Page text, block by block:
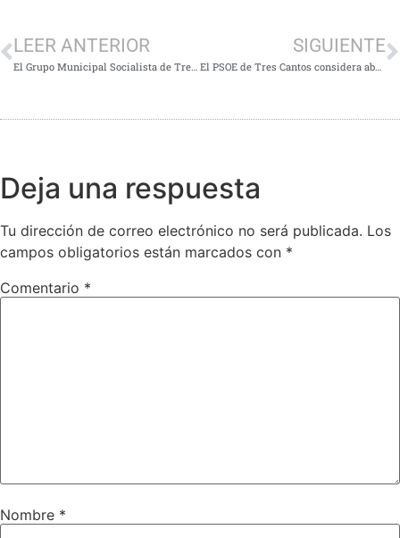
LEER ANTERIOR SIGUIENTE
El PSOE de Tres Cantos considera absolutamente insuficientes las ayudas a los afectados por el incendio del año pasado
Deja una respuesta
Tu dirección de correo electrónico no será publicada. Los
campos obligatorios están marcados con *
Comentario *
Nombre *